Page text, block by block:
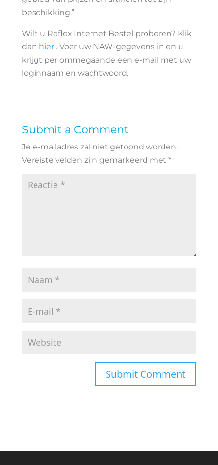
beschikking.”
Wilt u Reflex Internet Bestel proberen? Klik
dan hier . Voer uw NAW-gegevens in en u
krijgt per ommegaande een e-mail met uw
loginnaam en wachtwoord.
Submit a Comment
Je e-mailadres zal niet getoond worden.
Vereiste velden zijn gemarkeerd met *